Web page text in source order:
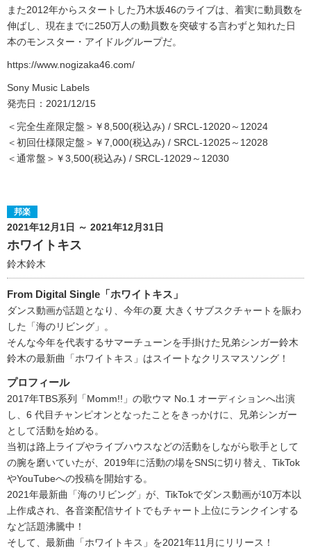
また2012年からスタートした乃木坂46のライブは、着実に動員数を
伸ばし、現在までに250万人の動員数を突破する言わずと知れた日
本のモンスター・アイドルグループだ。
https://www.nogizaka46.com/
Sony Music Labels
発売日：2021/12/15
＜完全生産限定盤＞￥8,500(税込み) / SRCL-12020～12024
＜初回仕様限定盤＞￥7,000(税込み) / SRCL-12025～12028
＜通常盤＞￥3,500(税込み) / SRCL-12029～12030
邦楽
2021年12月1日 ～ 2021年12月31日
ホワイトキス
鈴木鈴木
From Digital Single「ホワイトキス」
ダンス動画が話題となり、今年の夏 大きくサブスクチャートを賑わ
した「海のリビング」。
そんな今年を代表するサマーチューンを手掛けた兄弟シンガー鈴木
鈴木の最新曲「ホワイトキス」はスイートなクリスマスソング！
プロフィール
2017年TBS系列「Momm!!」の歌ウマ No.1 オーディションへ出演
し、6 代目チャンピオンとなったことをきっかけに、兄弟シンガー
として活動を始める。
当初は路上ライブやライブハウスなどの活動をしながら歌手として
の腕を磨いていたが、2019年に活動の場をSNSに切り替え、TikTok
やYouTubeへの投稿を開始する。
2021年最新曲「海のリビング」が、TikTokでダンス動画が10万本以
上作成され、各音楽配信サイトでもチャート上位にランクインする
など話題沸騰中！
そして、最新曲「ホワイトキス」を2021年11月にリリース！